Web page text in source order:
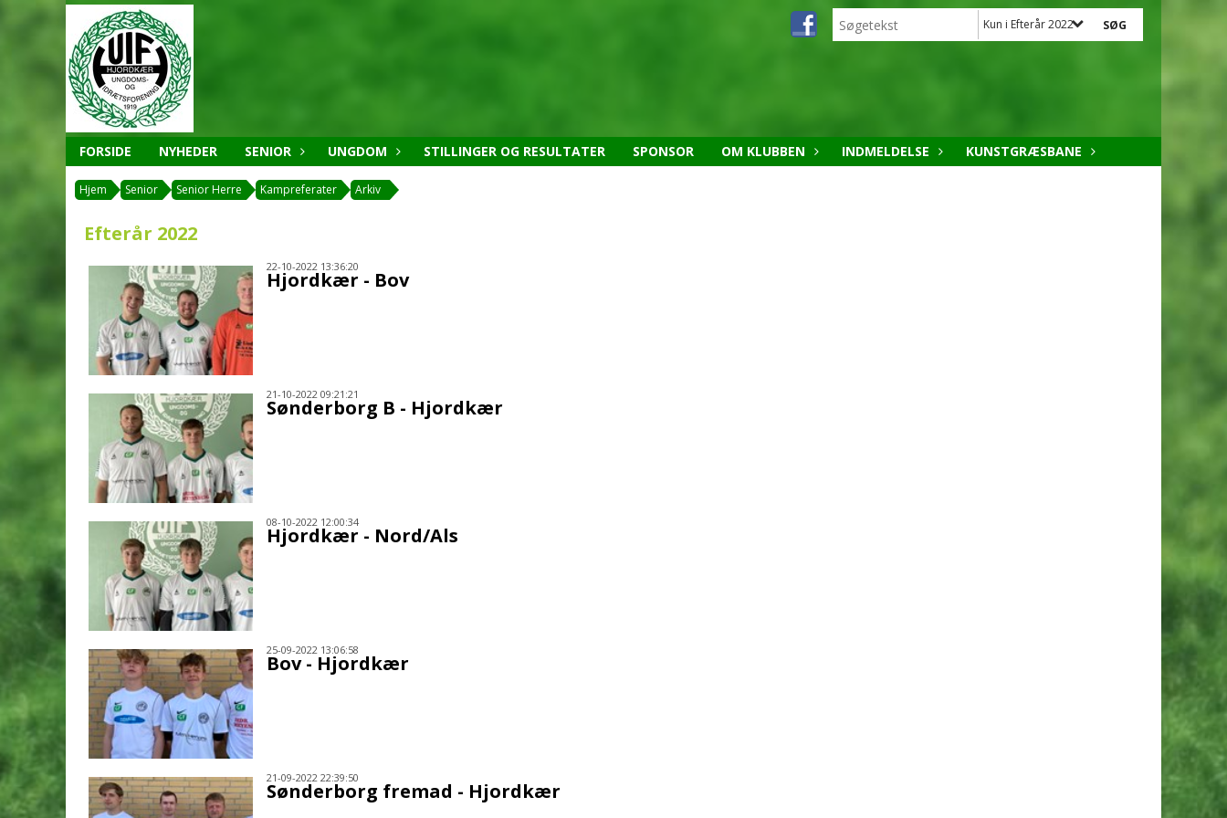
Kun i Efterår 2022
FORSIDE NYHEDER SENIOR UNGDOM STILLINGER OG RESULTATER SPONSOR OM KLUBBEN INDMELDELSE KUNSTGRÆSBANE
Hjem Senior Senior Herre Kampreferater Arkiv
Efterår 2022
22-10-2022 13:36:20
Hjordkær - Bov
21-10-2022 09:21:21
Sønderborg B - Hjordkær
08-10-2022 12:00:34
Hjordkær - Nord/Als
25-09-2022 13:06:58
Bov - Hjordkær
21-09-2022 22:39:50
Sønderborg fremad - Hjordkær